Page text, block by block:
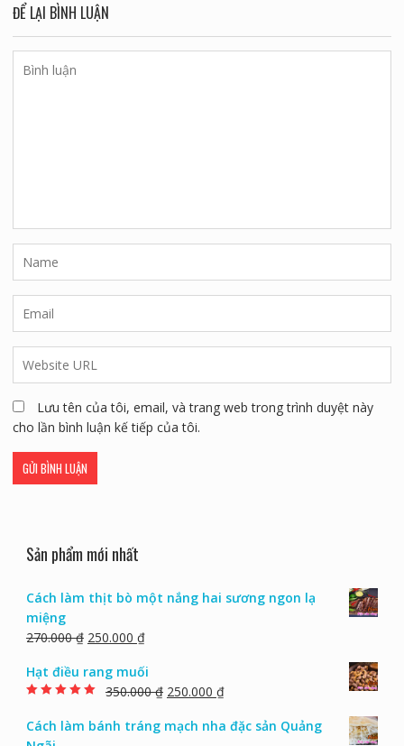
ĐỂ LẠI BÌNH LUẬN
Lưu tên của tôi, email, và trang web trong trình duyệt này
cho lần bình luận kế tiếp của tôi.
Sản phẩm mới nhất
Cách làm thịt bò một nắng hai sương ngon lạ
miệng
270.000₫ 250.000 ₫
Hạt điều rang muối
350.000₫ 250.000 ₫
Cách làm bánh tráng mạch nha đặc sản Quảng